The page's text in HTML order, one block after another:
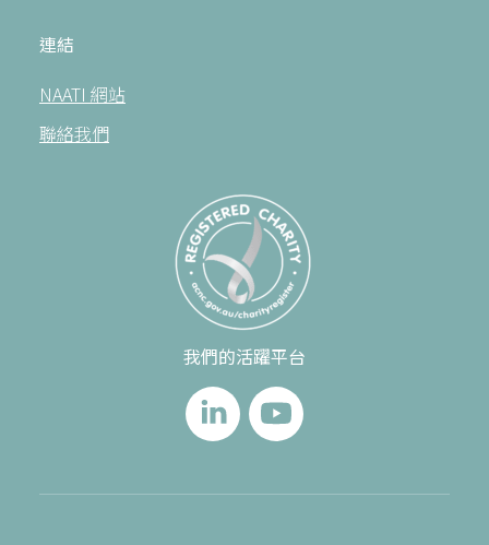
連結
NAATI 網站
聯絡我們
我們的活躍平台